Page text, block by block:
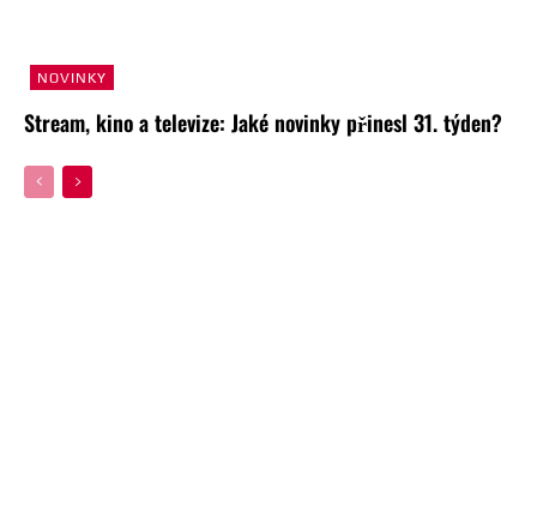
NOVINKY
Stream, kino a televize: Jaké novinky přinesl 31. týden?